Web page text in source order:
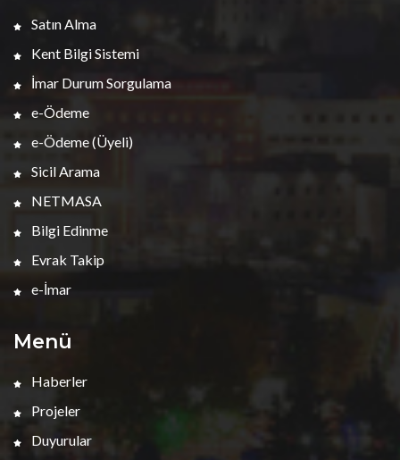
Satın Alma
Kent Bilgi Sistemi
İmar Durum Sorgulama
e-Ödeme
e-Ödeme (Üyeli)
Sicil Arama
NETMASA
Bilgi Edinme
Evrak Takip
e-İmar
Menü
Haberler
Projeler
Duyurular